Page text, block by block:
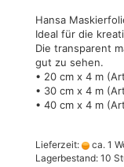
Hansa
Ideal für die
Die transparent
gut zu sehen.
• 20 cm x 4 m
• 30 cm x 4 m
• 40 cm x 4 m
Lieferzeit: ca. 1
Lagerbestand: 10